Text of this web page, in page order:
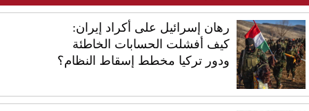
رهان إسرائيل على أكراد إيران:
كيف أفشلت الحسابات الخاطئة
ودور تركيا مخطط إسقاط النظام؟